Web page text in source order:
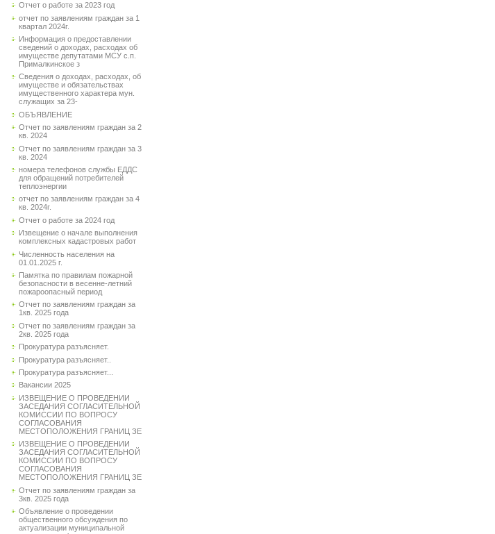
Отчет о работе за 2023 год
отчет по заявлениям граждан за 1
квартал 2024г.
Информация о предоставлении
сведений о доходах, расходах об
имуществе депутатами МСУ с.п.
Прималкинское з
Сведения о доходах, расходах, об
имуществе и обязательствах
имущественного характера мун.
служащих за 23-
ОБЪЯВЛЕНИЕ
Отчет по заявлениям граждан за 2
кв. 2024
Отчет по заявлениям граждан за 3
кв. 2024
номера телефонов службы ЕДДС
для обращений потребителей
теплоэнергии
отчет по заявлениям граждан за 4
кв. 2024г.
Отчет о работе за 2024 год
Извещение о начале выполнения
комплексных кадастровых работ
Численность населения на
01.01.2025 г.
Памятка по правилам пожарной
безопасности в весенне-летний
пожароопасный период
Отчет по заявлениям граждан за
1кв. 2025 года
Отчет по заявлениям граждан за
2кв. 2025 года
Прокуратура разъясняет.
Прокуратура разъясняет..
Прокуратура разъясняет...
Вакансии 2025
ИЗВЕЩЕНИЕ О ПРОВЕДЕНИИ
ЗАСЕДАНИЯ СОГЛАСИТЕЛЬНОЙ
КОМИССИИ ПО ВОПРОСУ
СОГЛАСОВАНИЯ
МЕСТОПОЛОЖЕНИЯ ГРАНИЦ ЗЕ
ИЗВЕЩЕНИЕ О ПРОВЕДЕНИИ
ЗАСЕДАНИЯ СОГЛАСИТЕЛЬНОЙ
КОМИССИИ ПО ВОПРОСУ
СОГЛАСОВАНИЯ
МЕСТОПОЛОЖЕНИЯ ГРАНИЦ ЗЕ
Отчет по заявлениям граждан за
3кв. 2025 года
Объявление о проведении
общественного обсуждения по
актуализации муниципальной